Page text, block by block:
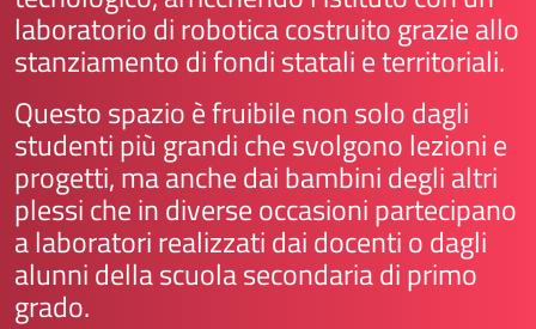
laboratorio di robotica costruito grazie allo
stanziamento di fondi statali e territoriali.
Questo spazio è fruibile non solo dagli
studenti più grandi che svolgono lezioni e
progetti, ma anche dai bambini degli altri
plessi che in diverse occasioni partecipano
a laboratori realizzati dai docenti o dagli
alunni della scuola secondaria di primo
grado.